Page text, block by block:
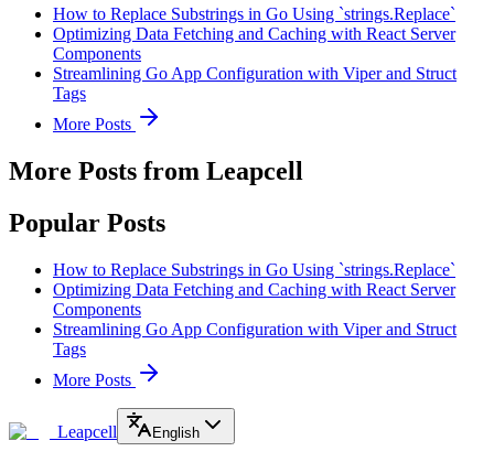
How to Replace Substrings in Go Using `strings.Replace`
Optimizing Data Fetching and Caching with React Server
Components
Streamlining Go App Configuration with Viper and Struct
Tags
More Posts
More Posts from Leapcell
Popular Posts
How to Replace Substrings in Go Using `strings.Replace`
Optimizing Data Fetching and Caching with React Server
Components
Streamlining Go App Configuration with Viper and Struct
Tags
More Posts
Leapcell English